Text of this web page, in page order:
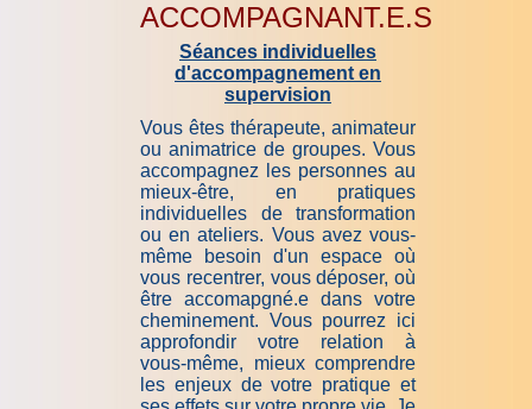
ACCOMPAGNANT.E.S
Séances individuelles
d'accompagnement en
supervision
Vous êtes thérapeute, animateur
ou animatrice de groupes. Vous
accompagnez les personnes au
mieux-être, en pratiques
individuelles de transformation
ou en ateliers. Vous avez vous-
même besoin d'un espace où
vous recentrer, vous déposer, où
être accomapgné.e dans votre
cheminement. Vous pourrez ici
approfondir votre relation à
vous-même, mieux comprendre
les enjeux de votre pratique et